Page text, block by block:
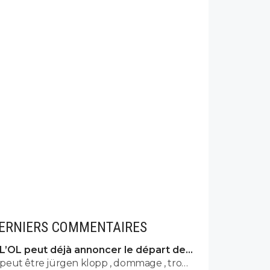
COMMENTAIRES
L’OL peut déjà annoncer le départ de
Fonseca
peut être jürgen klopp , dommage , trop